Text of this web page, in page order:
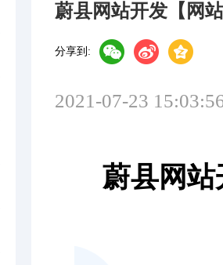
蔚县网站开发【网
分享到:
2021-07-23
蔚县网站